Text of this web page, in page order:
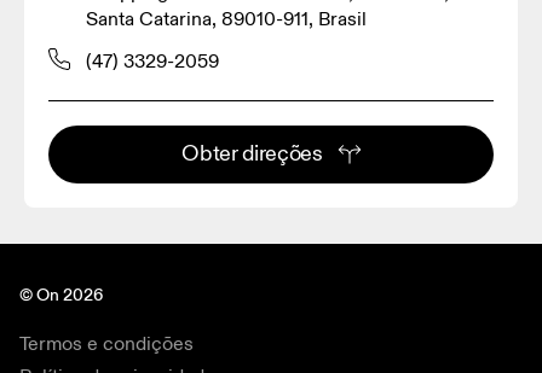
Santa Catarina, 89010-911, Brasil
(47) 3329-2059
Obter direções
© On 2026
Termos e condições